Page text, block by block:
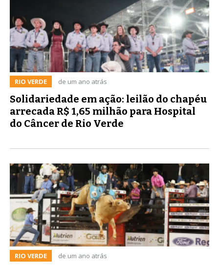
RIO VERDE de um ano atrás
Solidariedade em ação: leilão do chapéu
arrecada R$ 1,65 milhão para Hospital
do Câncer de Rio Verde
RIO VERDE de um ano atrás